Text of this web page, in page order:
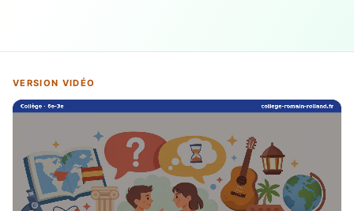
VERSION VIDÉO